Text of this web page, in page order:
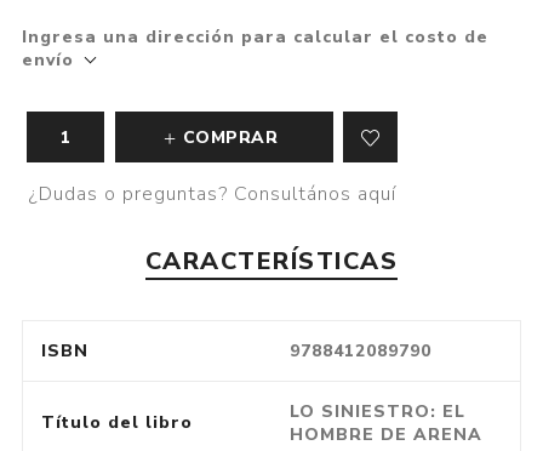
Ingresa una dirección para calcular el costo de
envío
COMPRAR
¿Dudas o preguntas? Consultános aquí
CARACTERÍSTICAS
ISBN 9788412089790
Título del libro
LO SINIESTRO: EL
HOMBRE DE ARENA